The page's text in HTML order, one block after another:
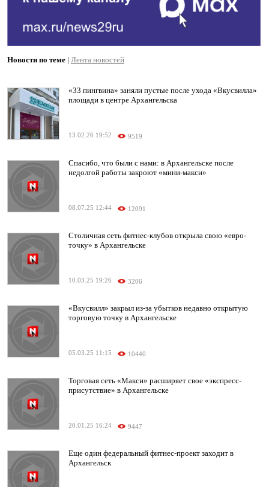
Новости по теме | Лента новостей
«33 пингвина» заняли пустые после ухода «Вкусвилла»
площади в центре Архангельска
13.02.26 19:52 9519
Спасибо, что были с нами: в Архангельске после
недолгой работы закроют «мини-макси»
08.07.25 12:44 12091
Столичная сеть фитнес-клубов открыла свою «евро-
точку» в Архангельске
10.03.25 19:26 3206
«Вкусвилл» закрыл из-за убытков недавно открытую
торговую точку в Архангельске
05.03.25 11:15 10440
Торговая сеть «Макси» расширяет свое «экспресс-
присутствие» в Архангельске
20.01.25 16:24 9447
Еще один федеральный фитнес-проект заходит в
Архангельск